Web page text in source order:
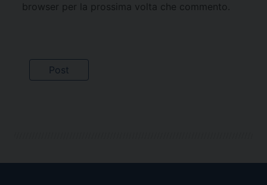
browser per la prossima volta che commento.